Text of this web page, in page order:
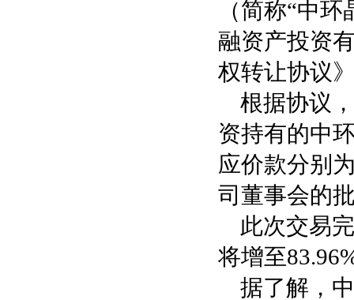
（简称“中
融资产投资
权转让协议
根据协议
资持有的中
应价款分别
司董事会的
此次交易
将增至
据了解，